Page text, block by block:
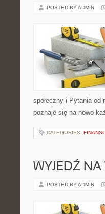
POSTED BY ADMIN
społeczny i Pytania
poznaje się na nowo
CATEGORIES:
WYJEDŹ
POSTED BY ADMIN